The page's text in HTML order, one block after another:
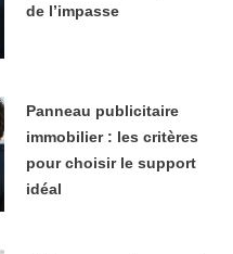
de l’impasse
Panneau publicitaire
immobilier : les critères
pour choisir le support
idéal